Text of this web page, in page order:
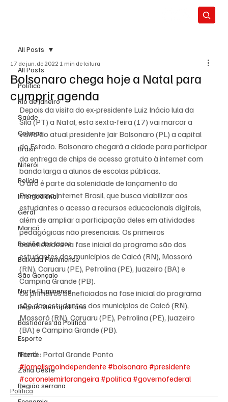
All Posts
Política
Rio de Janeiro
Saúde
Colunas
Brasil
Niterói
Polícia
Internacional
Geral
Maricá
Região dos lagos
Baixada Fluminense
São Gonçalo
Norte Fluminense
Região Metropolitana
Bastidores da Política
Esporte
Niterói
Zona Oeste
Região serrana
All Posts
Bolsonaro chega hoje a Natal para
cumprir agenda
17 de jun. de 2022 1 min de leitura
Depois da visita do ex-presidente Luiz Inácio lula da
Sila (PT) a Natal, esta sexta-feira (17) vai marcar a
visita do atual presidente Jair Bolsonaro (PL) a capital
do Estado. Bolsonaro chegará a cidade para participar
da entrega de chips de acesso gratuito à internet com
banda larga a alunos de escolas públicas.
O ato é parte da solenidade de lançamento do
Programa Internet Brasil, que busca viabilizar aos
estudantes o acesso a recursos educacionais digitais,
além de ampliar a participação deles em atividades
pedagógicas não presenciais. Os primeiros
beneficiados na fase inicial do programa são dos
estudantes dos municípios de Caicó (RN), Mossoró
(RN), Caruaru (PE), Petrolina (PE), Juazeiro (BA) e
Campina Grande (PB).
Os primeiros beneficiados na fase inicial do programa
são dos estudantes dos municípios de Caicó (RN),
Mossoró (RN), Caruaru (PE), Petrolina (PE), Juazeiro
(BA) e Campina Grande (PB).
Fonte: Portal Grande Ponto
#jornalismoindependente #bolsonaro #presidente
#coronelemirlarangeira #politica #governofederal
Política